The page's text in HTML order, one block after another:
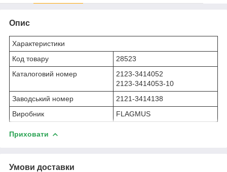
Опис
Характеристики
Код товару
28523
Каталоговий номер
2123-3414052
2123-3414053-10
Заводський номер
2121-3414138
Виробник
FLAGMUS
Приховати
Умови доставки